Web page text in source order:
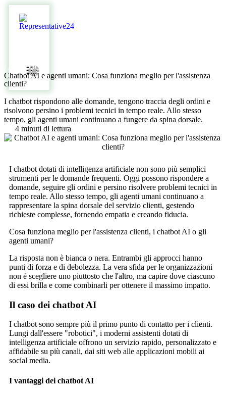
/ AI BLOG /
Chatbot AI e agenti umani: Cosa funziona meglio per l'assistenza
clienti?
I chatbot rispondono alle domande, tengono traccia degli ordini e
risolvono persino i problemi tecnici in tempo reale. Allo stesso
tempo, gli agenti umani continuano a fungere da spina dorsale.
4 minuti di lettura
I chatbot dotati di intelligenza artificiale non sono più semplici
strumenti per le domande frequenti. Oggi possono rispondere a
domande, seguire gli ordini e persino risolvere problemi tecnici in
tempo reale. Allo stesso tempo, gli agenti umani continuano a
rappresentare la spina dorsale del servizio clienti, gestendo
richieste complesse, fornendo empatia e creando fiducia.
Cosa funziona meglio per l'assistenza clienti, i chatbot AI o gli
agenti umani?
La risposta non è bianca o nera. Entrambi gli approcci hanno
punti di forza e di debolezza. La vera sfida per le organizzazioni
non è scegliere uno piuttosto che l'altro, ma capire dove ciascuno
di essi brilla e come combinarli per ottenere il massimo impatto.
Il caso dei chatbot AI
I chatbot sono sempre più il primo punto di contatto per i clienti.
Lungi dall'essere "robotici", i moderni assistenti dotati di
intelligenza artificiale offrono un servizio rapido, personalizzato e
affidabile su più canali, dai siti web alle applicazioni mobili ai
social media.
I vantaggi dei chatbot AI